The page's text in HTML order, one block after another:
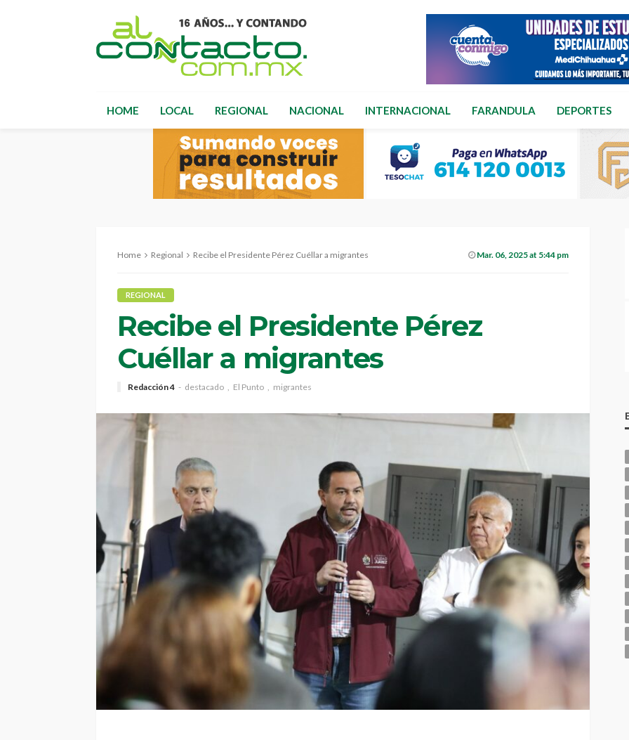
HOME LOCAL REGIONAL NACIONAL INTERNACIONAL FARANDULA DEPORTES
Home Regional Recibe el Presidente Pérez Cuéllar a migrantes Mar. 06, 2025 at 5:44 pm
REGIONAL
Recibe el Presidente Pérez
Cuéllar a migrantes
Redacción 4 destacado El Punto migrantes